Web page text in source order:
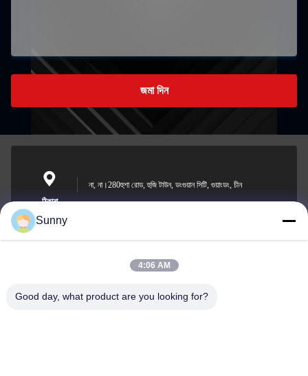
জমা দিন
ঠিকানা
না, না।280হুশা রোড, হুজি টাউন, ডংগুয়ান সিটি, গুয়াংডং, চীন
ই-মেইল
sunny.xu@woolsche.com
Sunny
4:06 AM
Good day, what product are you looking for?